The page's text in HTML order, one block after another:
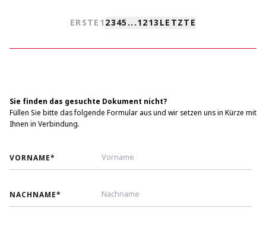
ERSTE 1 2345 ...1213 LETZTE
Sie finden das gesuchte Dokument nicht?
Füllen Sie bitte das folgende Formular aus und wir setzen uns in Kürze mit
Ihnen in Verbindung.
VORNAME*
NACHNAME*